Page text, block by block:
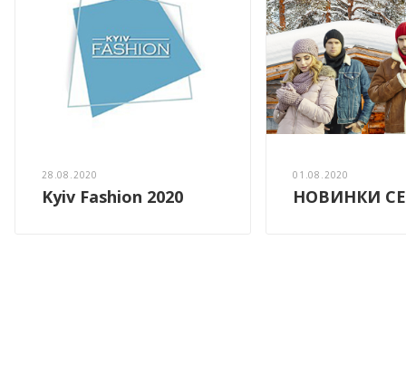
28.08.2020
Kyiv Fashion 2020
01.08.2020
НОВИНКИ